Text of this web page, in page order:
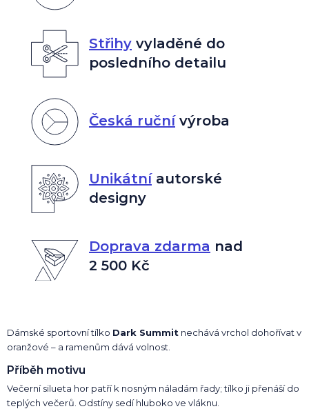
Střihyvyladěné do
posledního detailu
Česká ručnívýroba
Unikátníautorské
designy
Doprava zdarma nad
2 500 Kč
Dámské sportovní tílko Dark Summit nechává vrchol dohořívat v
oranžové – a ramenům dává volnost.
Příběh motivu
Večerní silueta hor patří k nosným náladám řady; tílko ji přenáší do
teplých večerů. Odstíny sedí hluboko ve vláknu.